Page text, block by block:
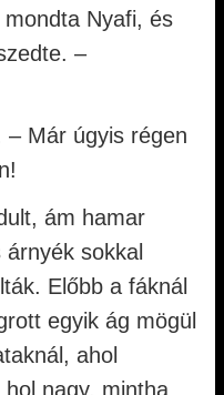
Nyafi, és
–
– Már úgyis régen
ám hamar
sokkal
Előbb a fáknál
egyik ág mögül
ahol
nagy, mintha